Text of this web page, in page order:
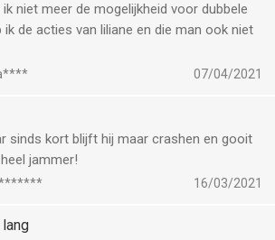
niet meer de mogelijkheid voor dubbele
ik de acties van liliane en die man ook niet
versie (die ik moest downloaden
ook niet meer werkte) ik heb de laatste
geen echte oplossing en schuiven het
afdeling. Zeer teleurstelllend.
07/04/2021
sinds kort blijft hij maar crashen en gooit
jammer!
16/03/2021